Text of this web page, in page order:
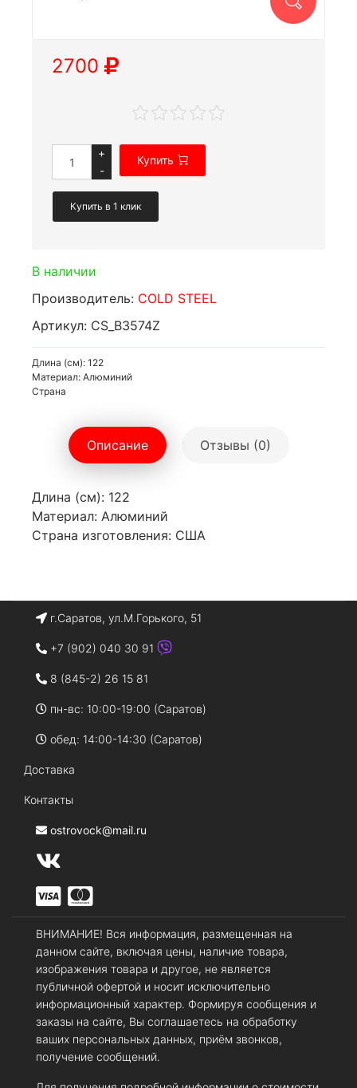
2700
+
-
Купить
Купить в 1 клик
В наличии
Производитель: COLD STEEL
Артикул: CS_B3574Z
Длина (см): 122
Материал: Алюминий
Страна
Описание Отзывы (0)
Длина (см): 122
Материал: Алюминий
Страна изготовления: США
г.Саратов, ул.М.Горького, 51
+7 (902) 040 30 91
8 (845-2) 26 15 81
пн-вс: 10:00-19:00 (Саратов)
обед: 14:00-14:30 (Саратов)
Доставка
Контакты
ostrovock@mail.ru
ВНИМАНИЕ! Вся информация, размещенная на
данном сайте, включая цены, наличие товара,
изображения товара и другое, не является
публичной офертой и носит исключительно
информационный характер. Формируя сообщения и
заказы на сайте, Вы соглашаетесь на обработку
ваших персональных данных, приём звонков,
получение сообщений.